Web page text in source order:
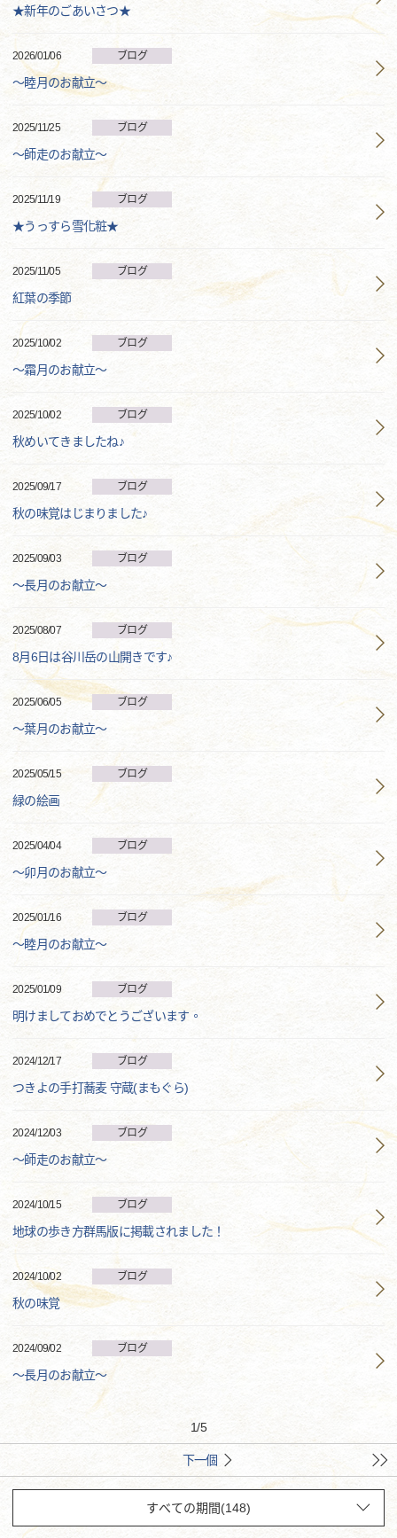
★新年のごあいさつ★
2026/01/06 ブログ
～睦月のお献立～
2025/11/25 ブログ
～師走のお献立～
2025/11/19 ブログ
★うっすら雪化粧★
2025/11/05 ブログ
紅葉の季節
2025/10/02 ブログ
～霜月のお献立～
2025/10/02 ブログ
秋めいてきましたね♪
2025/09/17 ブログ
秋の味覚はじまりました♪
2025/09/03 ブログ
～長月のお献立～
2025/08/07 ブログ
8月6日は谷川岳の山開きです♪
2025/06/05 ブログ
～葉月のお献立～
2025/05/15 ブログ
緑の絵画
2025/04/04 ブログ
～卯月のお献立～
2025/01/16 ブログ
～睦月のお献立～
2025/01/09 ブログ
明けましておめでとうございます。
2024/12/17 ブログ
つきよの手打蕎麦 守蔵(まもぐら)
2024/12/03 ブログ
～師走のお献立～
2024/10/15 ブログ
地球の歩き方群馬版に掲載されました！
2024/10/02 ブログ
秋の味覚
2024/09/02 ブログ
～長月のお献立～
1/5
下一個